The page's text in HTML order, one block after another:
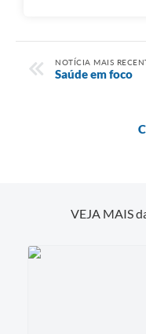
NOTÍCIA MAIS
Saúde em foco
VEJA MAIS